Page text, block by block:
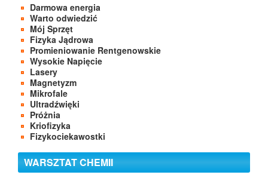
Darmowa energia
Warto odwiedzić
Mój Sprzęt
Fizyka Jądrowa
Promieniowanie Rentgenowskie
Wysokie Napięcie
Lasery
Magnetyzm
Mikrofale
Ultradźwięki
Próżnia
Kriofizyka
Fizykociekawostki
WARSZTAT CHEMII